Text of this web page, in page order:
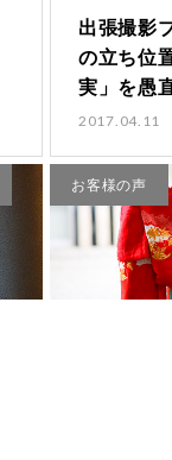
出張撮影
の立ち位
実」を愚
うこと。…
2017.04.11
お客様の声